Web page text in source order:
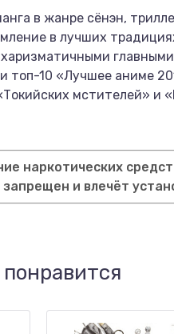
в жанре сёнэн,
в лучших
топ-10 «Лучшее аниме
мстителей» и
наркотических
и влечёт